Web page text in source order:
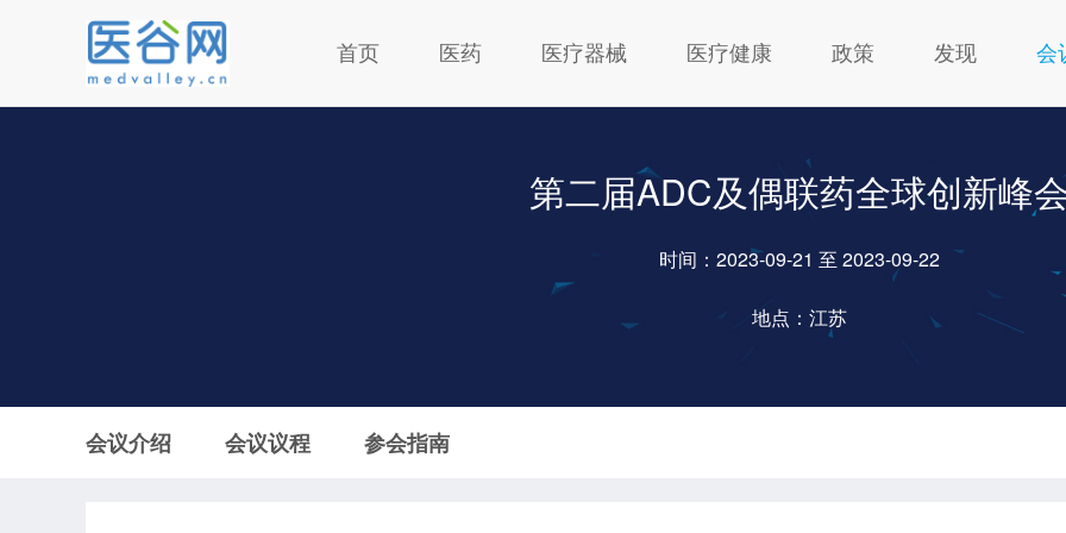
首页 医药 医疗器械 医疗健康 政策 发现 会
第二届ADC及偶联药全球创新峰
时间：2023-09-21 至 2023-09-22
地点：江苏
会议介绍 会议议程 参会指南